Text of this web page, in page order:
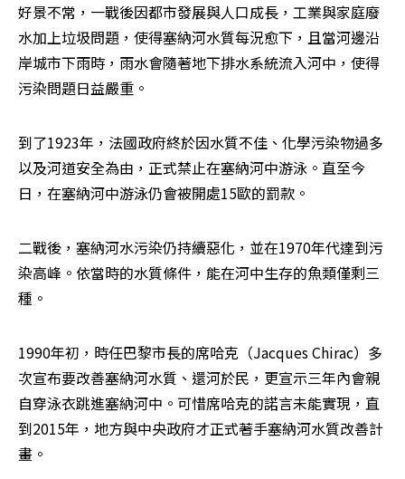
好景不常，一戰後因都市發展與人口成長，工業與家庭廢
水加上垃圾問題，使得塞納河水質每況愈下，且當河邊沿
岸城市下雨時，雨水會隨著地下排水系統流入河中，使得
污染問題日益嚴重。
到了1923年，法國政府終於因水質不佳、化學污染物過多
以及河道安全為由，正式禁止在塞納河中游泳。直至今
日，在塞納河中游泳仍會被開處15歐的罰款。
二戰後，塞納河水污染仍持續惡化，並在1970年代達到污
染高峰。依當時的水質條件，能在河中生存的魚類僅剩三
種。
1990年初，時任巴黎市長的席哈克（Jacques Chirac）多
次宣布要改善塞納河水質、還河於民，更宣示三年內會親
自穿泳衣跳進塞納河中。可惜席哈克的諾言未能實現，直
到2015年，地方與中央政府才正式著手塞納河水質改善計
畫。